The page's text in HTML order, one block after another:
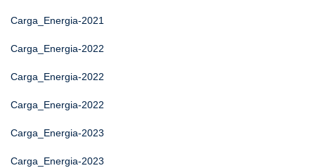
Carga_Energia-2021
Carga_Energia-2022
Carga_Energia-2022
Carga_Energia-2022
Carga_Energia-2023
Carga_Energia-2023